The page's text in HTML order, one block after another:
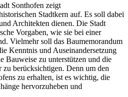
Sonthofen zeigt
Stadtkern auf. Es soll dabei
Architekten dienen. Die Stadt
Vorgaben, wie sie bei einer
Vielmehr soll das Baumemorandum
Kenntnis und Auseinandersetzung
Bauweise zu unterstützen und die
berücksichtigen. Denn um den
zu erhalten, ist es wichtig, die
hervorzuheben und